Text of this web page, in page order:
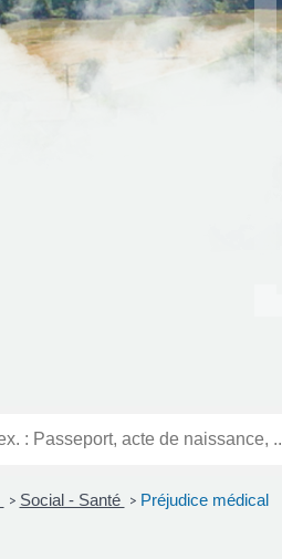
> Social - Santé > Préjudice médical